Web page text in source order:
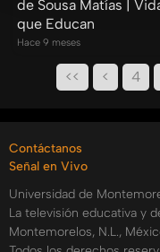
de Sousa Matías |
que Educan
Hace 9 meses
<< < 4
Contáctanos
Señal en Vivo
Universidad de
La televisión educativa y
Montemorelos, N.L.,